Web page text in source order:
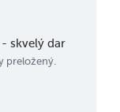
skvelý dar
preložený.